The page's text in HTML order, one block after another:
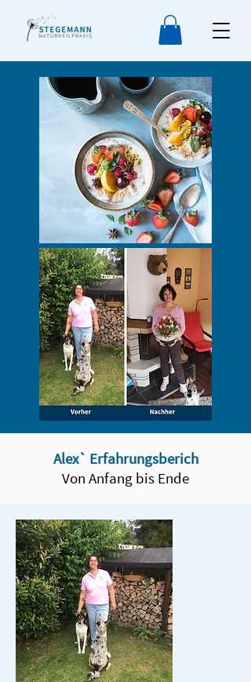
Alex` Erfahrungsberich
Von Anfang bis Ende